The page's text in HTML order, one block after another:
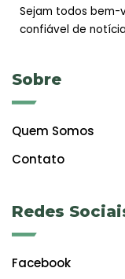
Sejam todos bem-
confiável de
Sobre
Quem Somos
Contato
Redes
Facebook